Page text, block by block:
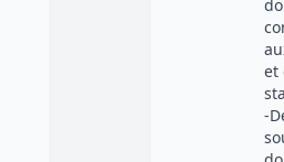
et
-